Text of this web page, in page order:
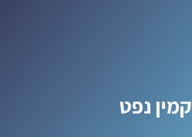
קמין נפט